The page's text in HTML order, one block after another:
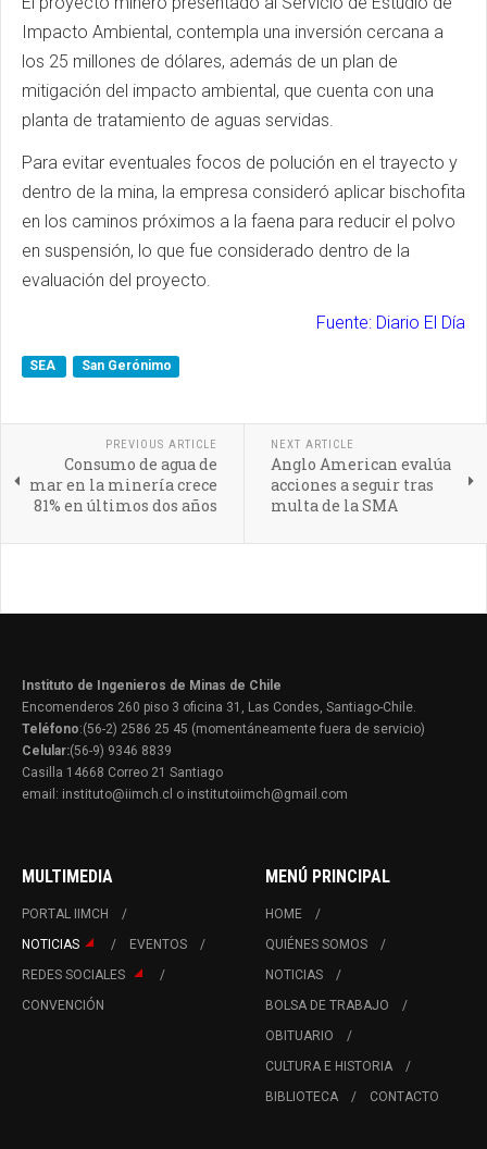
Impacto Ambiental, contempla una inversión cercana a
los 25 millones de dólares, además de un plan de
mitigación del impacto ambiental, que cuenta con una
planta de tratamiento de aguas servidas.
Para evitar eventuales focos de polución en el trayecto y
dentro de la mina, la empresa consideró aplicar bischofita
en los caminos próximos a la faena para reducir el polvo
en suspensión, lo que fue considerado dentro de la
evaluación del proyecto.
Fuente: Diario El Día
SEA San Gerónimo
PREVIOUS ARTICLE
Consumo de agua de
mar en la minería crece
81% en últimos dos años
NEXT ARTICLE
Anglo American evalúa
acciones a seguir tras
multa de la SMA
Instituto de Ingenieros de Minas de Chile
Encomenderos 260 piso 3 oficina 31, Las Condes, Santiago-Chile.
Teléfono:(56-2) 2586 25 45 (momentáneamente fuera de servicio)
Celular:(56-9) 9346 8839
Casilla 14668 Correo 21 Santiago
email: instituto@iimch.cl o institutoiimch@gmail.com
MULTIMEDIA
PORTAL IIMCH
NOTICIAS
EVENTOS
REDES SOCIALES
CONVENCIÓN
MENÚ PRINCIPAL
HOME
QUIÉNES SOMOS
NOTICIAS
BOLSA DE TRABAJO
OBITUARIO
CULTURA E HISTORIA
BIBLIOTECA
CONTACTO